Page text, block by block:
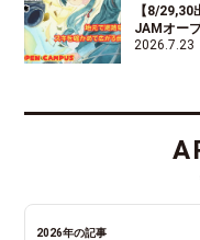
【8/
JAMオー
2026.7.23
2026年の記事